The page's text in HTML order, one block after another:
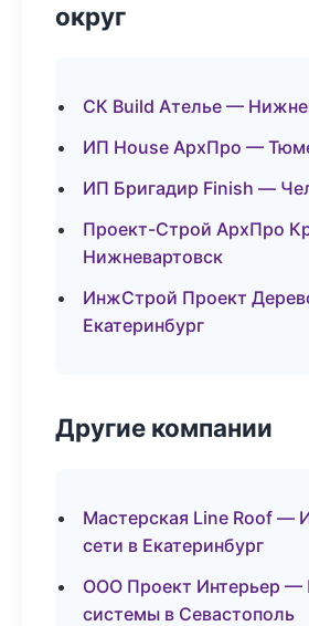
округ
СК Build Ателье —
ИП House АрхПро —
ИП Бригадир Finish —
Проект-Строй АрхПро
Нижневартовск
ИнжСтрой Проект
Екатеринбург
Другие компании
Мастерская Line Roof —
сети в Екатеринбург
ООО Проект Интерьер —
системы в Севастополь